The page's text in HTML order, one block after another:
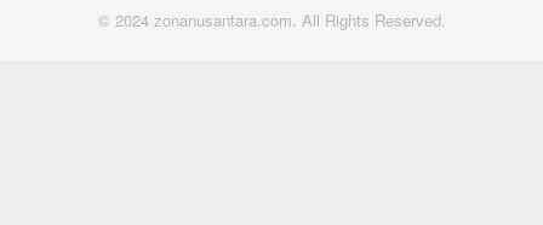
© 2024 zonanusantara.com. All Rights Reserved.